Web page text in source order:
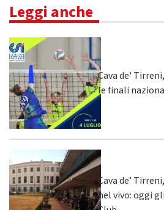
Leggi anche
Cava de'
le finali
Cava de’
nel vivo: oggi